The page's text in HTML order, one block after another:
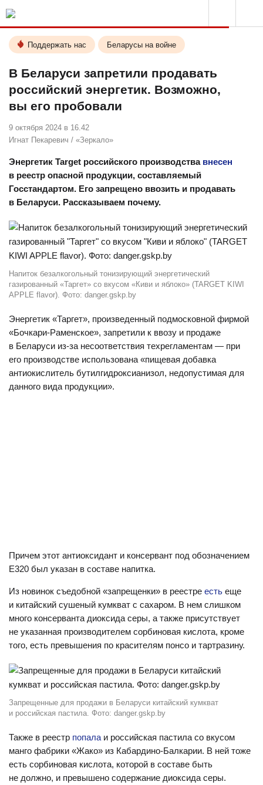
Поддержать нас Беларусы на войне
В Беларуси запретили продавать
российский энергетик. Возможно,
вы его пробовали
9 октября 2024 в 16.42
Игнат Пекаревич / «Зеркало»
Энергетик Target российского производства внесен
в реестр опасной продукции, составляемый
Госстандартом. Его запрещено ввозить и продавать
в Беларуси. Рассказываем почему.
Напиток безалкогольный тонизирующий энергетический
газированный «Таргет» со вкусом «Киви и яблоко» (TARGET KIWI
APPLE flavor). Фото: danger.gskp.by
Энергетик «Таргет», произведенный подмосковной фирмой
«Бочкари-Раменское», запретили к ввозу и продаже
в Беларуси из-за несоответствия техрегламентам — при
его производстве использована «пищевая добавка
антиокислитель бутилгидроксианизол, недопустимая для
данного вида продукции».
Причем этот антиоксидант и консервант под обозначением
Е320 был указан в составе напитка.
Из новинок съедобной «запрещенки» в реестре есть еще
и китайский сушеный кумкват с сахаром. В нем слишком
много консерванта диоксида серы, а также присутствует
не указанная производителем сорбиновая кислота, кроме
того, есть превышения по красителям понсо и тартразину.
Запрещенные для продажи в Беларуси китайский кумкват
и российская пастила. Фото: danger.gskp.by
Также в реестр попала и российская пастила со вкусом
манго фабрики «Жако» из Кабардино-Балкарии. В ней тоже
есть сорбиновая кислота, которой в составе быть
не должно, и превышено содержание диоксида серы.